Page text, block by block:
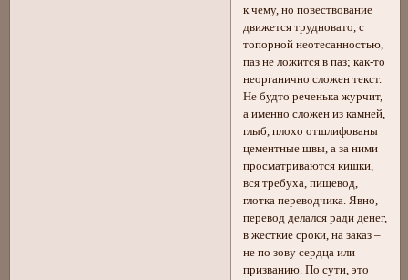
к чему, но повествование
движется трудновато, с
топорной неотесанностью,
паз не ложится в паз; как-то
неорганично сложен текст.
Не будто реченька журчит,
а именно сложен из камней,
глыб, плохо отшлифованы
цементные швы, а за ними
просматриваются кишки,
вся требуха, пищевод,
глотка переводчика. Явно,
перевод делался ради денег,
в жесткие сроки, на заказ –
не по зову сердца или
призванию. По сути, это